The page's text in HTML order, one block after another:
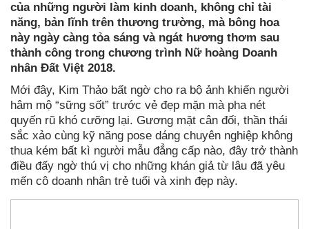
của những người làm kinh doanh, không chỉ tài
năng, bản lĩnh trên thương trường, mà bông hoa
này ngày càng tỏa sáng và ngát hương thơm sau
thành công trong chương trình Nữ hoàng Doanh
nhân Đất Việt 2018.
Mới đây, Kim Thảo bất ngờ cho ra bộ ảnh khiến người
hâm mộ “sững sốt” trước vẻ đẹp mặn mà pha nét
quyến rũ khó cưỡng lại. Gương mặt cân đối, thần thái
sắc xảo cùng kỹ năng pose dáng chuyên nghiệp không
thua kém bất kì người mẫu đẳng cấp nào, đây trở thành
điều đấy ngờ thú vị cho những khán giả từ lâu đã yêu
mến cô doanh nhân trẻ tuổi và xinh đẹp này.